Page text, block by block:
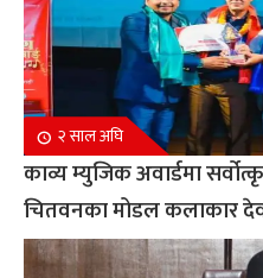
२ साल अघि
काव्य म्युजिक अवार्डमा
चितवनका मोडल कलाकार